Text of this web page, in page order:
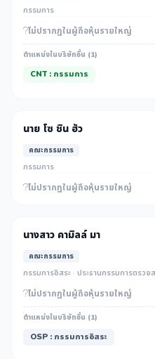
กรรมการ
ไม่ปรากฎในผู้ถือหุ้นรายใหญ่
ตำแหน่งในบริษัทอื่น (1)
CNT : กรรมการ
นาย โซ ชิน ฮัว
คณะกรรมการ
กรรมการ
ไม่ปรากฎในผู้ถือหุ้นรายใหญ่
นางสาว คามิลล์ มา
คณะกรรมการ
กรรมการอิสระ · ประธานกรรมการตรวจ
ไม่ปรากฎในผู้ถือหุ้นรายใหญ่
ตำแหน่งในบริษัทอื่น (1)
OSP : กรรมการอิสระ